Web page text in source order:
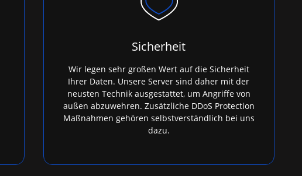
Sicherheit
Wir legen sehr großen Wert auf die Sicherheit
Ihrer Daten. Unsere Server sind daher mit der
neusten Technik ausgestattet, um Angriffe von
außen abzuwehren. Zusätzliche DDoS Protection
Maßnahmen gehören selbstverständlich bei uns
dazu.